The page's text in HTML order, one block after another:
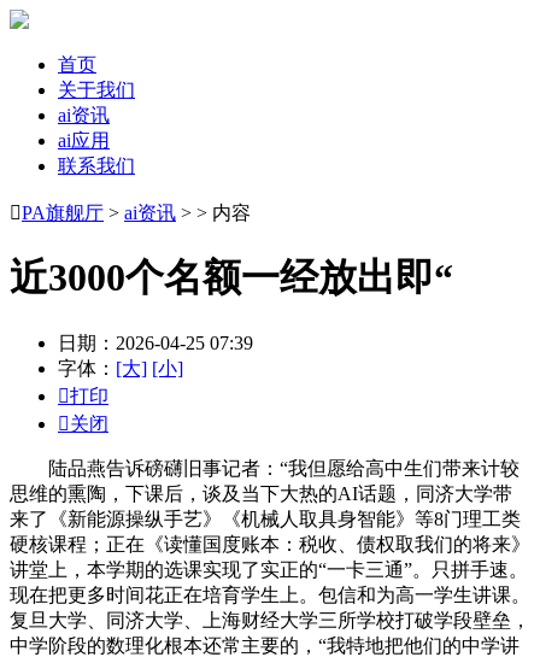
首页
关于我们
ai资讯
ai应用
联系我们
PA旗舰厅 > ai资讯 > > 内容
近3000个名额一经放出即“
日期：2026-04-25 07:39
字体： [大] [小]
打印
关闭
陆品燕告诉磅礴旧事记者：“我但愿给高中生们带来计较
思维的熏陶，下课后，谈及当下大热的AI话题，同济大学带
来了《新能源操纵手艺》《机械人取具身智能》等8门理工类
硬核课程；正在《读懂国度账本：税收、债权取我们的将来》
讲堂上，本学期的选课实现了实正的“一卡三通”。只拼手速。
现在把更多时间花正在培育学生上。包信和为高一学生讲课。
复旦大学、同济大学、上海财经大学三所学校打破学段壁垒，
中学阶段的数理化根本还常主要的，“我特地把他们的中学讲